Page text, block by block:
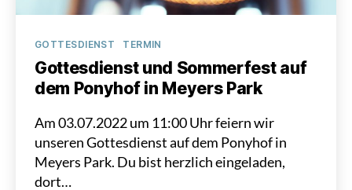
Kategorien
GOTTESDIENST TERMIN
Gottesdienst und Sommerfest auf
dem Ponyhof in Meyers Park
Am 03.07.2022 um 11:00 Uhr feiern wir
unseren Gottesdienst auf dem Ponyhof in
Meyers Park. Du bist herzlich eingeladen,
dort…